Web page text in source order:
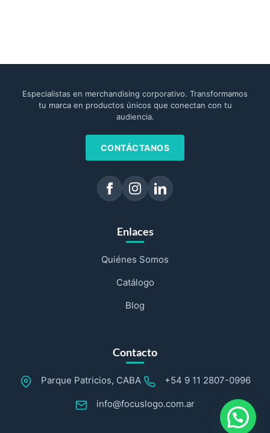
Especialistas en merchandising corporativo. Transformamos
tu marca en productos únicos que conectan con tu
audiencia.
CONTÁCTANOS
Enlaces
Quiénes Somos
Catálogo
Blog
Contacto
Parque Patricios, CABA +54 9 11 2807-0996
info@focuslogo.com.ar